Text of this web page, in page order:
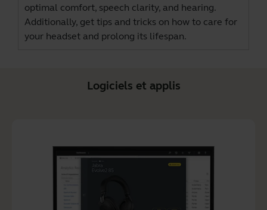
optimal comfort, speech clarity, and hearing.
Additionally, get tips and tricks on how to care for
your headset and prolong its lifespan.
Logiciels et applis